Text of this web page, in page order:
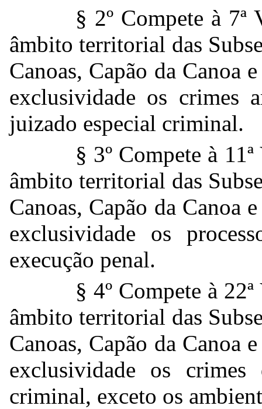
§ 2º Compete à
âmbito territorial das
Canoas, Capão da Canoa
exclusividade os crimes
juizado especial criminal.
§ 3º Compete à
âmbito territorial das
Canoas, Capão da Canoa
exclusividade os
execução penal.
§ 4º Compete à
âmbito territorial das
Canoas, Capão da Canoa
exclusividade os
criminal, exceto os